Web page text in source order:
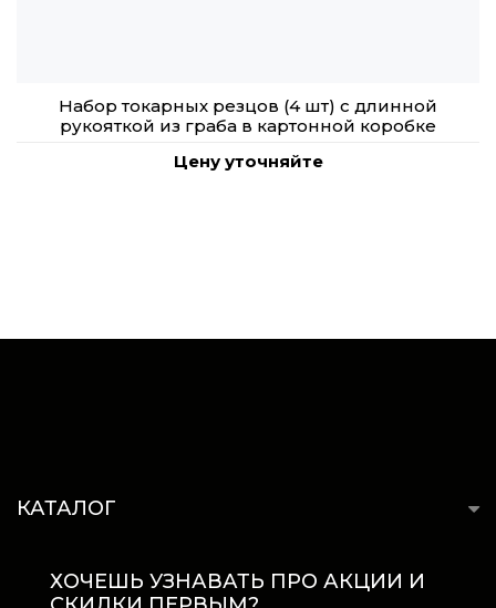
Набор токарных резцов (4 шт) с длинной
рукояткой из граба в картонной коробке
Цену уточняйте
КАТАЛОГ
ХОЧЕШЬ УЗНАВАТЬ ПРО АКЦИИ И